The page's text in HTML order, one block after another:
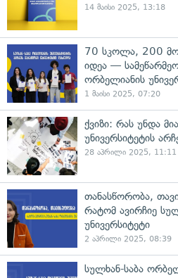
14 მაისი 2025, 13:18
70 სკოლა, 200
იდეა —
ორბელიანის
1 მაისი 2025, 07:20
ქვიზი: რას უნდა
უნივერსიტეტის
28 აპრილი 2025, 11:11
თანასწორობა,
რატომ ავირჩიე
უნივერსიტეტი
2 აპრილი 2025, 08:39
სულხან-საბა